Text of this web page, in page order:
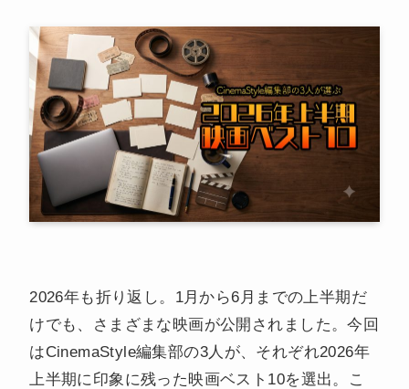
2026年も折り返し。1月から6月までの上半期だ
けでも、さまざまな映画が公開されました。今回
はCinemaStyle編集部の3人が、それぞれ2026年
上半期に印象に残った映画ベスト10を選出。こ